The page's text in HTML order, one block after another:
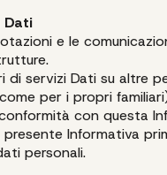
Dati
e le
servizi Dati su altre
per i propri
con questa
Informativa
personali.